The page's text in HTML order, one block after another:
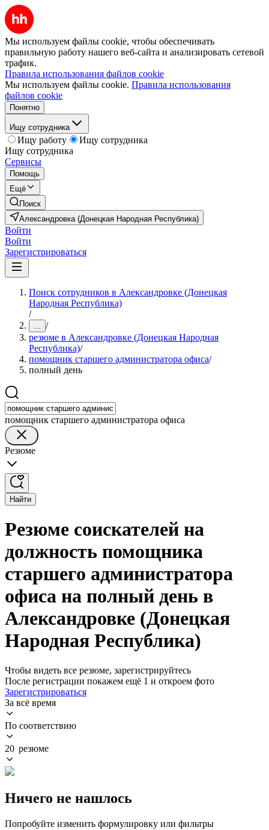
Мы используем файлы cookie, чтобы обеспечивать
правильную работу нашего веб-сайта и анализировать сетевой
трафик.
Правила использования файлов cookie
Мы используем файлы cookie. Правила использования
файлов cookie
Понятно
Ищу сотрудника
Ищу работу
Ищу сотрудника
Ищу сотрудника
Сервисы
Помощь
Ещё
Поиск
Александровка (Донецкая Народная Республика)
Войти
Войти
Зарегистрироваться
Поиск сотрудников в Александровке (Донецкая
Народная Республика)
/
... /
резюме в Александровке (Донецкая Народная
Республика)/
помощник старшего администратора офиса/
полный день
помощник старшего администратора офиса
Резюме
Найти
Резюме соискателей на
должность помощника
старшего администратора
офиса на полный день в
Александровке (Донецкая
Народная Республика)
Чтобы видеть все резюме, зарегистрируйтесь
После регистрации покажем ещё 1 и откроем фото
Зарегистрироваться
За всё время
По соответствию
20 резюме
Ничего не нашлось
Попробуйте изменить формулировку или фильтры